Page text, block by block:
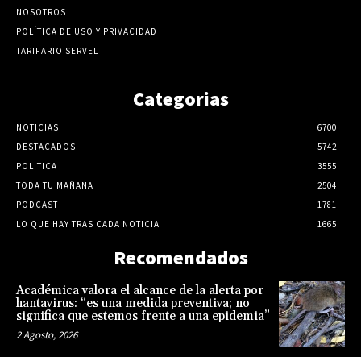
NOSOTROS
POLÍTICA DE USO Y PRIVACIDAD
TARIFARIO SERVEL
Categorias
NOTICIAS
6700
DESTACADOS
5742
POLITICA
3555
TODA TU MAÑANA
2504
PODCAST
1781
LO QUE HAY TRAS CADA NOTICIA
1665
Recomendados
Académica valora el alcance de la alerta por
hantavirus: “es una medida preventiva; no
significa que estemos frente a una epidemia”
2 Agosto, 2026